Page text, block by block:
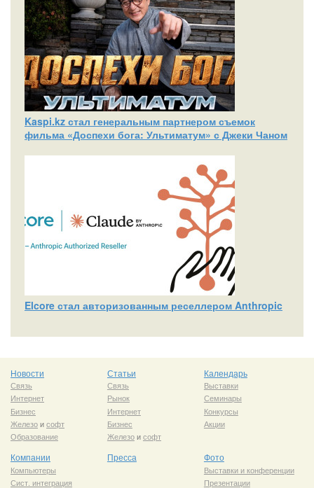
Kaspi.kz стал генеральным партнером съемок
фильма «Доспехи бога: Ультиматум» с Джеки Чаном
Elcore стал авторизованным реселлером Anthropic
Новости
Связь
Интернет
Бизнес
Железоисофт
Образование
Статьи
Связь
Рынок
Интернет
Бизнес
Железоисофт
Календарь
Выставки
Семинары
Конкурсы
Акции
Компании
Компьютеры
Сист. интеграция
Пресса Фото
Выставки и конференции
Презентации